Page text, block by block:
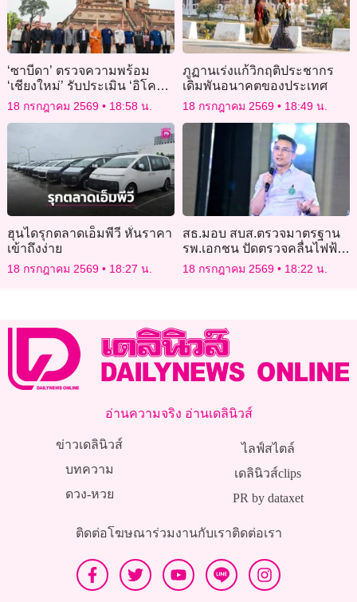
‘ซาบีดา’ ตรวจความพร้อม
‘เชียงใหม่’ รับประเมิน ‘อิโค
โมส’ ลุ้นพิจารณามรดกโลกปี
18 กรกฎาคม 2569 18:58 น.
ภูฏานเร่งแก้วิกฤติประชากร
เดิมพันอนาคตของประเทศ
18 กรกฎาคม 2569 18:49 น.
ฮุนไดรุกตลาดเอ็มพีวี หั่นราคา
เข้าถึงง่าย
18 กรกฎาคม 2569 18:27 น.
สธ.มอบ สบส.ตรวจมาตรฐาน
รพ.เอกชน ปัดตรวจคลื่นไฟฟ้า
หัวใจคนไข้
18 กรกฎาคม 2569 18:22 น.
อ่านความจริง อ่านเดลินิวส์
ข่าวเดลินิวส์
บทความ
ดวง-หวย
ไลฟ์สไตล์
เดลินิวส์clips
PR by dataxet
ติดต่อโฆษณาร่วมงานกับเราติดต่อเรา